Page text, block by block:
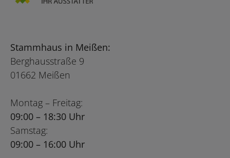
Stammhaus in Meißen:
Berghausstraße 9
01662 Meißen
Montag – Freitag:
09:00 – 18:30 Uhr
Samstag:
09:00 – 16:00 Uhr